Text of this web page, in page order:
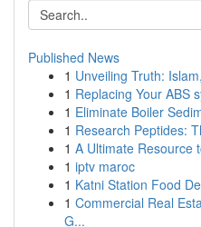
Published News
1 Unveiling Truth:
1 Replacing Your ABS
1 Eliminate Boiler
1 Research Peptides:
1 A Ultimate Resource
1 iptv maroc
1 Katni Station Food
1 Commercial Real
G...